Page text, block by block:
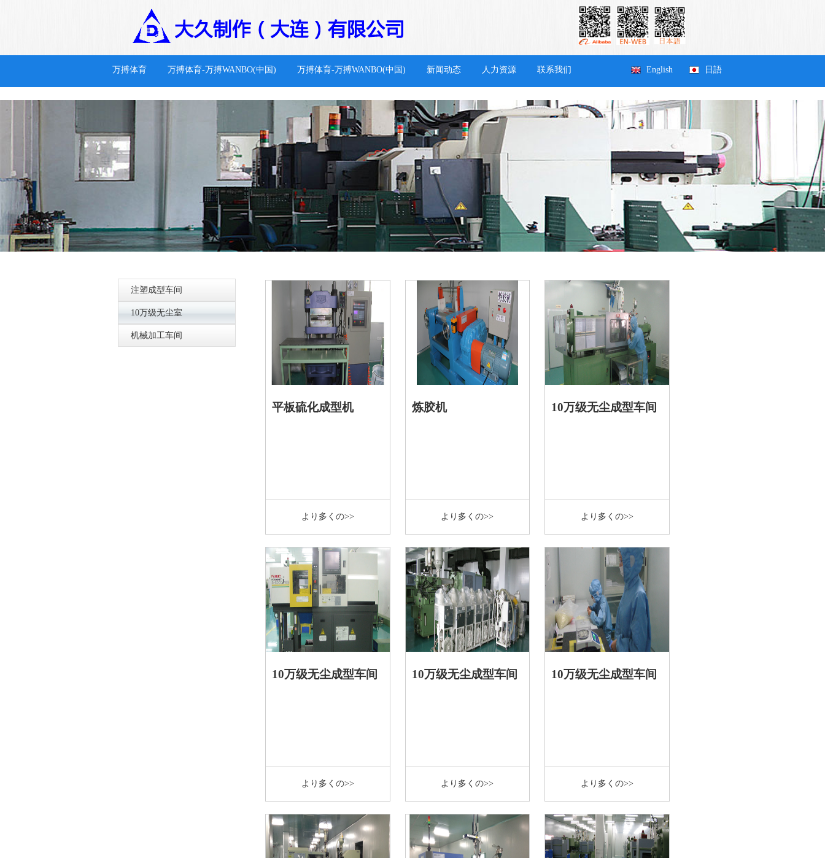
万搏体育 万搏体育-万搏WANBO(中国) 万搏体育-万搏WANBO(中国) 新闻动态 人力资源 联系我们 English 日語
注塑成型车间
10万级无尘室
机械加工车间
平板硫化成型机
より多くの>>
炼胶机
より多くの>>
10万级无尘成型车间
より多くの>>
10万级无尘成型车间
より多くの>>
10万级无尘成型车间
より多くの>>
10万级无尘成型车间
より多くの>>